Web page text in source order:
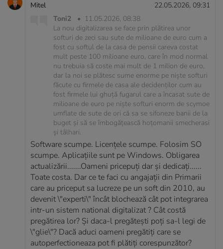
Mitel
22.05.2026, 09:31
Toni2
• 11.05.2026, 08:38
La nou digitalizarea se face prin plătirea unor
softuri de zeci sau sute de milioane de euro cum a
fost cu softul de la casa de pensii careva costat
mult peste 100 milioane euro, care în mod normal
nu trebuia să coste mai mult de 1 milion de euro,
dar la noi se plătesc sume enorme pe niște softuri
făcute cu firmele de casa ale decidenților cum au
fost firmele lui ghuță fugarul care a încasat sute de
milioane de euro pe niște softuri enorm de scymoe
umflate de sute de ori că sa se sifoneze banii de la
buget și să se îmbogățească hoțomanii smecherasi
și tâlhari.
Software scumpe. Licențele scumpe. Folosim SO
scumpe. Aplicațiile sunt pe Windows. Obligarea
actualizării.......Oameni pricepuți dar și dedicați......
Toate costa. Dar ce te faci cu angajații din Primarii
care au priceput sa lucreze pe un soft din 2010, au
devenit \"experti\" încât blochează cât pot integrarea
intr-un sistem national digitalizat ? Cât costă
pregătirea lor? Și daca-l pregătești poți sa-l legi de
\"glie\"? Dacă aduci oameni pregătiți care se
autoperfectioneaza pot fi plătiți corespunzător?